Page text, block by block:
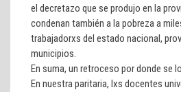
el decretazo que se produjo en la
condenan también a la pobreza a
trabajadorxs del estado nacional,
municipios.
En suma, un retroceso por donde se
En nuestra paritaria, lxs docentes